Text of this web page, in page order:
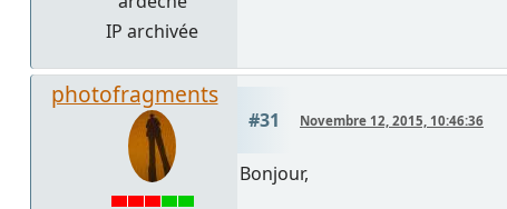
IP archivée
photofragments
#31 Novembre 12, 2015, 10:46:36
Bonjour,